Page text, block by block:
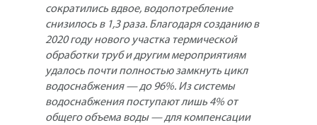
сократились вдвое, водопотребление
снизилось в 1,3 раза. Благодаря созданию в
2020 году нового участка термической
обработки труб и другим мероприятиям
удалось почти полностью замкнуть цикл
водоснабжения — до 96%. Из системы
водоснабжения поступают лишь 4% от
общего объема воды — для компенсации